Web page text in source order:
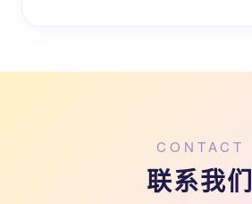
CONTACT
联系我们